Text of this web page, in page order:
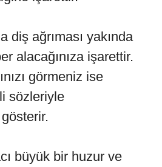
diş ağrıması yakında
alacağınıza işarettir.
görmeniz ise
sözleriyle
gösterir.
büyük bir huzur ve